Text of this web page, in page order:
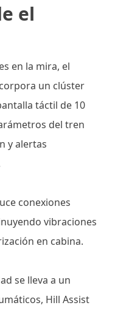
el
en la mira, el
un clúster
táctil de 10
del tren
y alertas
conexiones
vibraciones
en cabina.
se lleva a un
Hill Assist